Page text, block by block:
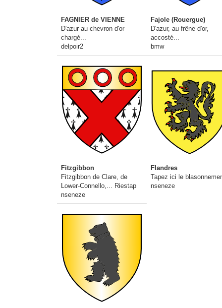
FAGNIER de VIENNE
D'azur au chevron d'or
chargé...
delpoir2
Fajole (Rouergue)
D'azur, au frêne d'or,
accosté...
bmw
Fitzgibbon
Fitzgibbon de Clare, de
Lower-Connello,... Riestap
nseneze
Flandres
Tapez ici le
nseneze